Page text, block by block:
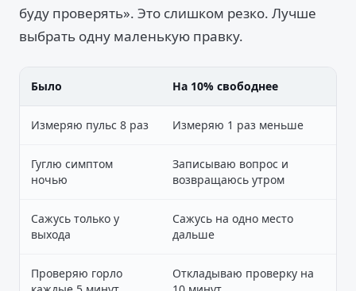
буду проверять». Это слишком резко. Лучше
выбрать одну маленькую правку.
Было На 10% свободнее
Измеряю пульс 8 раз Измеряю 1 раз меньше
Гуглю симптом
ночью
Записываю вопрос и
возвращаюсь утром
Сажусь только у
выхода
Сажусь на одно место
дальше
Проверяю горло
Откладываю проверку на